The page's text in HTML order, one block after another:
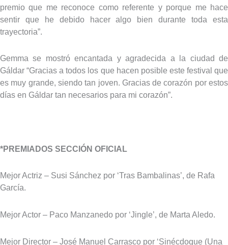
premio que me reconoce como referente y porque me hace
sentir que he debido hacer algo bien durante toda esta
trayectoria”.
Gemma se mostró encantada y agradecida a la ciudad de
Gáldar “Gracias a todos los que hacen posible este festival que
es muy grande, siendo tan joven. Gracias de corazón por estos
días en Gáldar tan necesarios para mi corazón”.
*PREMIADOS SECCIÓN OFICIAL
Mejor Actriz – Susi Sánchez por ‘Tras Bambalinas’, de Rafa
García.
Mejor Actor – Paco Manzanedo por ‘Jingle’, de Marta Aledo.
Mejor Director – José Manuel Carrasco por ‘Sinécdoque (Una